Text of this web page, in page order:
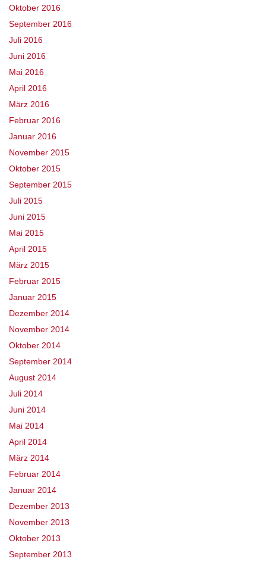
Oktober 2016
September 2016
Juli 2016
Juni 2016
Mai 2016
April 2016
März 2016
Februar 2016
Januar 2016
November 2015
Oktober 2015
September 2015
Juli 2015
Juni 2015
Mai 2015
April 2015
März 2015
Februar 2015
Januar 2015
Dezember 2014
November 2014
Oktober 2014
September 2014
August 2014
Juli 2014
Juni 2014
Mai 2014
April 2014
März 2014
Februar 2014
Januar 2014
Dezember 2013
November 2013
Oktober 2013
September 2013